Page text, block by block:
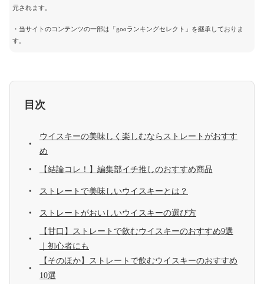
元されます。
・当サイトのコンテンツの一部は「gooランキングセレクト」を継承しておりま
す。
目次
ウイスキーの美味しく楽しむならストレートがおすす
め
【結論コレ！】編集部イチ推しのおすすめ商品
ストレートで美味しいウイスキーとは？
ストレートがおいしいウイスキーの選び方
【甘口】ストレートで飲むウイスキーのおすすめ9選
｜初心者にも
【そのほか】ストレートで飲むウイスキーのおすすめ
10選